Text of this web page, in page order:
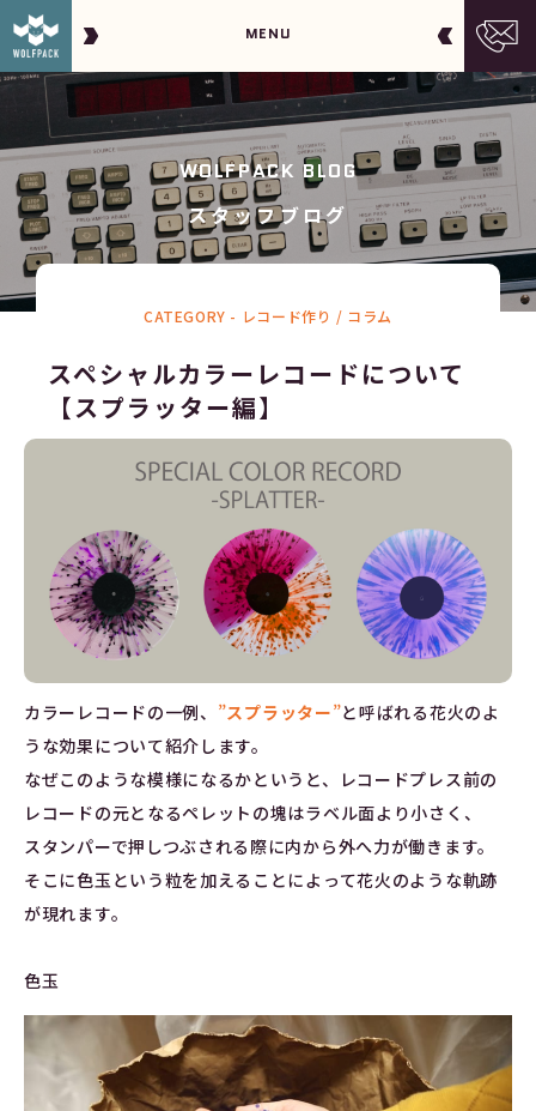
MENU
WOLFPACK BLOG
スタッフブログ
CATEGORY - レコード作り / コラム
スペシャルカラーレコードについて
【スプラッター編】
カラーレコードの一例、 ”スプラッター”と呼ばれる花火のよ
うな効果について紹介します。
なぜこのような模様になるかというと、レコードプレス前の
レコードの元となるペレットの塊はラベル面より小さく、
スタンパーで押しつぶされる際に内から外へ力が働きます。
そこに色玉という粒を加えることによって花火のような軌跡
が現れます。
色玉